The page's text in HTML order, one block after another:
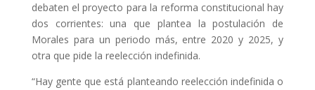
debaten el proyecto para la reforma constitucional hay
dos corrientes: una que plantea la postulación de
Morales para un periodo más, entre 2020 y 2025, y
otra que pide la reelección indefinida.
“Hay gente que está planteando reelección indefinida o